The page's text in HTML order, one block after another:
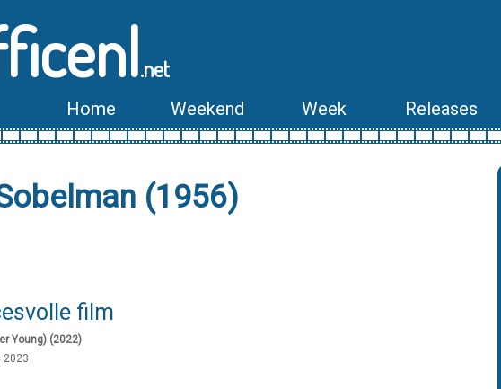
.net
Home Weekend Week Releases
(1956)
film
Young) (2022)
2023